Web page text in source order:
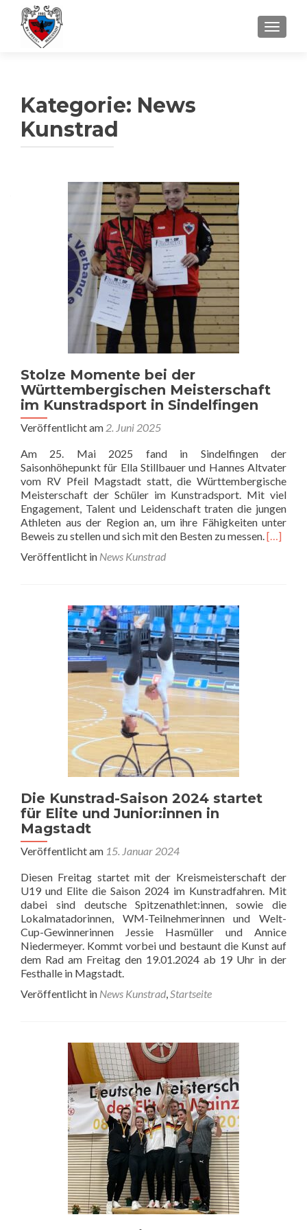
Kategorie: News
Kunstrad
Stolze Momente bei der
Württembergischen Meisterschaft
im Kunstradsport in Sindelfingen
Veröffentlicht am 2. Juni 2025
Am 25. Mai 2025 fand in Sindelfingen der
Saisonhöhepunkt für Ella Stillbauer und Hannes Altvater
vom RV Pfeil Magstadt statt, die Württembergische
Meisterschaft der Schüler im Kunstradsport. Mit viel
Engagement, Talent und Leidenschaft traten die jungen
Athleten aus der Region an, um ihre Fähigkeiten unter
Beweis zu stellen und sich mit den Besten zu messen.Read
[…]
Veröffentlicht in News Kunstrad
Die Kunstrad-Saison 2024 startet
für Elite und Junior:innen in
Magstadt
Veröffentlicht am 15. Januar 2024
Diesen Freitag startet mit der Kreismeisterschaft der
U19 und Elite die Saison 2024 im Kunstradfahren. Mit
dabei sind deutsche Spitzenathlet:innen, sowie die
Lokalmatadorinnen, WM-Teilnehmerinnen und Welt-
Cup-Gewinnerinnen Jessie Hasmüller und Annice
Niedermeyer. Kommt vorbei und bestaunt die Kunst auf
dem Rad am Freitag den 19.01.2024 ab 19 Uhr in der
Festhalle in Magstadt.
Veröffentlicht in News Kunstrad,Startseite
Beitragsnavigation